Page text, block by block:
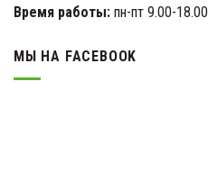
Время работы: пн-пт 9.00-18.00
МЫ НА FACEBOOK